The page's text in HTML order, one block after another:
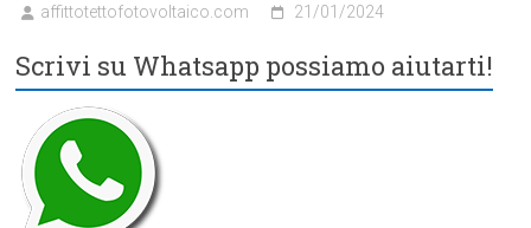
affittotettofotovoltaico.com 21/01/2024
Scrivi su Whatsapp possiamo aiutarti!